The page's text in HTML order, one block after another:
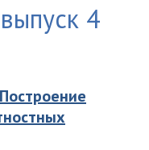
4
Построение